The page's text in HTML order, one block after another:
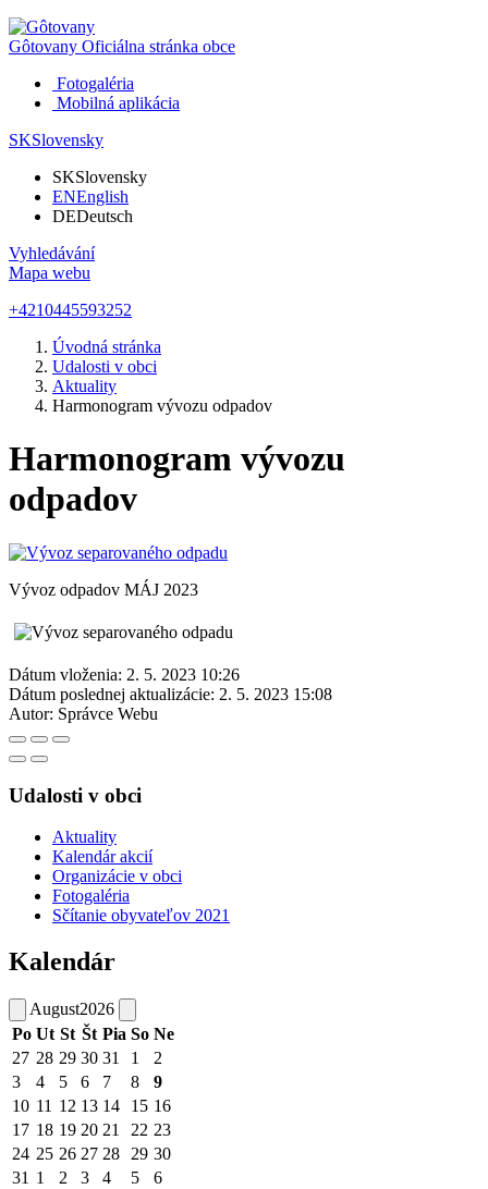
Gôtovany Oficiálna stránka obce
Fotogaléria
Mobilná aplikácia
SKSlovensky
SKSlovensky
ENEnglish
DEDeutsch
Vyhledávání
Mapa webu
+4210445593252
Úvodná stránka
Udalosti v obci
Aktuality
Harmonogram vývozu odpadov
Harmonogram vývozu
odpadov
Vývoz odpadov MÁJ 2023
Dátum vloženia: 2. 5. 2023 10:26
Dátum poslednej aktualizácie: 2. 5. 2023 15:08
Autor: Správce Webu
Udalosti v obci
Aktuality
Kalendár akcií
Organizácie v obci
Fotogaléria
Sčítanie obyvateľov 2021
Kalendár
August2026
Po Ut St Št Pia So Ne
27 28 29 30 31 1
2
3
4 5 6 7 8
9
10 11 12 13 14 15 16
17 18 19 20 21 22 23
24 25 26 27 28 29 30
31 1 2 3 4 5 6